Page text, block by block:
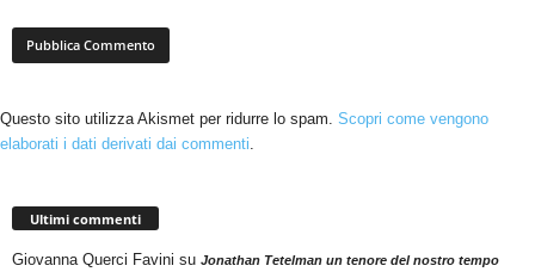
Questo sito utilizza Akismet per ridurre lo spam. Scopri come vengono
elaborati i dati derivati dai commenti.
Ultimi commenti
Giovanna Querci Favini su Jonathan Tetelman un tenore del nostro tempo